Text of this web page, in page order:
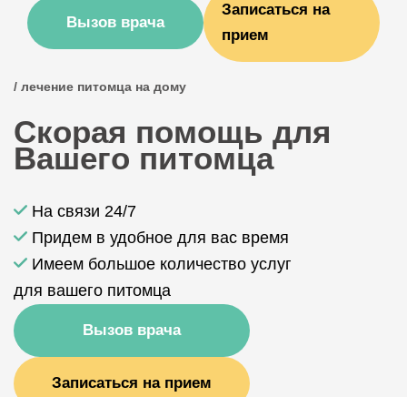
Вызов врача
Записаться на
прием
/ лечение питомца на дому
Скорая помощь для
Вашего питомца
На связи 24/7
Придем в удобное для вас время
Имеем большое количество услуг
для вашего питомца
Вызов врача
Записаться на прием